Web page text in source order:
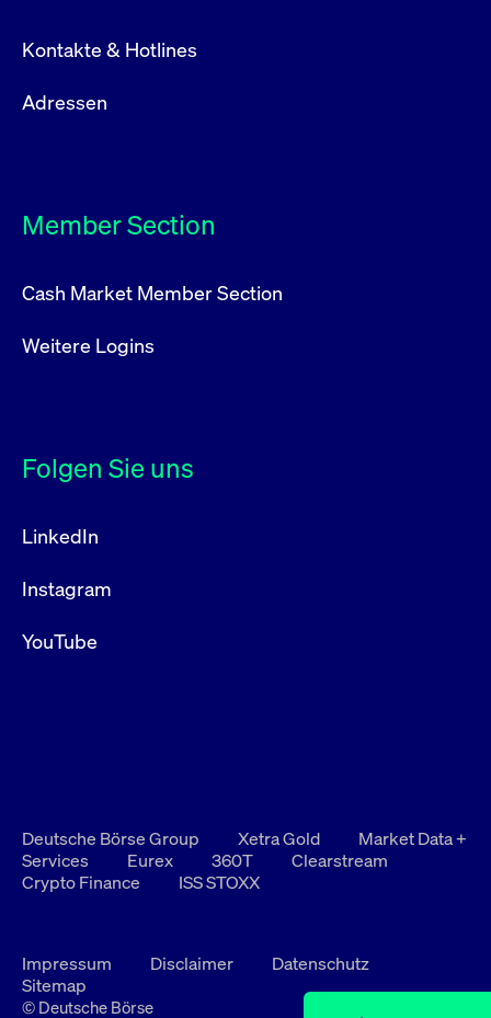
Kontakte & Hotlines
Adressen
Member Section
Cash Market Member Section
Weitere Logins
Folgen Sie uns
LinkedIn
Instagram
YouTube
Deutsche Börse Group Xetra Gold
Market Data +
Services
Eurex 360T
Clearstream
Crypto Finance
ISS STOXX
Impressum Disclaimer
Datenschutz
Sitemap
© Deutsche Börse